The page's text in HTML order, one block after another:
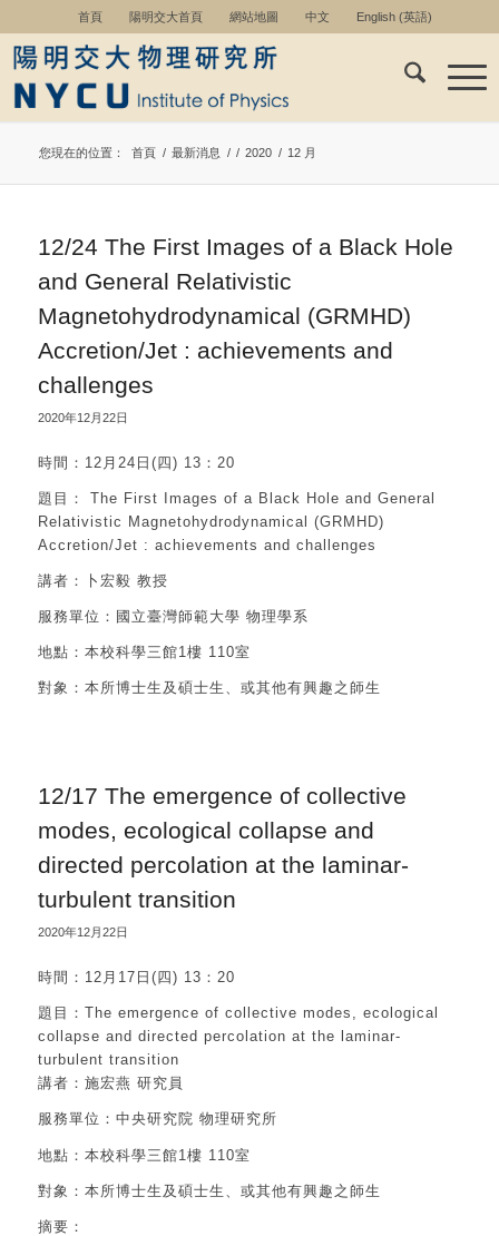
首頁 陽明交大首頁 網站地圖 中文 English(英語)
您現在的位置： 首頁 / 最新消息 / / 2020 / 12 月
12/24 The First Images of a Black Hole
and General Relativistic
Magnetohydrodynamical (GRMHD)
Accretion/Jet : achievements and
challenges
2020年12月22日
時間：12月24日(四) 13：20
題目： The First Images of a Black Hole and General
Relativistic Magnetohydrodynamical (GRMHD)
Accretion/Jet : achievements and challenges
講者：卜宏毅 教授
服務單位：國立臺灣師範大學 物理學系
地點：本校科學三館1樓 110室
對象：本所博士生及碩士生、或其他有興趣之師生
12/17 The emergence of collective
modes, ecological collapse and
directed percolation at the laminar-
turbulent transition
2020年12月22日
時間：12月17日(四) 13：20
題目：The emergence of collective modes, ecological
collapse and directed percolation at the laminar-
turbulent transition
講者：施宏燕 研究員
服務單位：中央研究院 物理研究所
地點：本校科學三館1樓 110室
對象：本所博士生及碩士生、或其他有興趣之師生
摘要：